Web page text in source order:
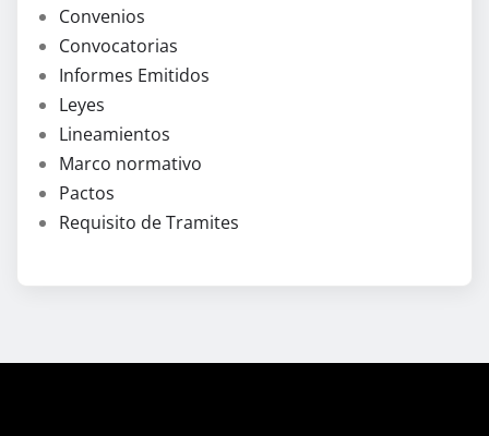
Convenios
Convocatorias
Informes Emitidos
Leyes
Lineamientos
Marco normativo
Pactos
Requisito de Tramites